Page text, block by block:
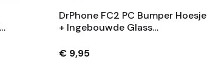
DrPhone FC2 PC Bumper Hoesje
+ Ingebouwde Glass
Voor Fitbit Versa 4/ Sense 2 -
€ 9,95